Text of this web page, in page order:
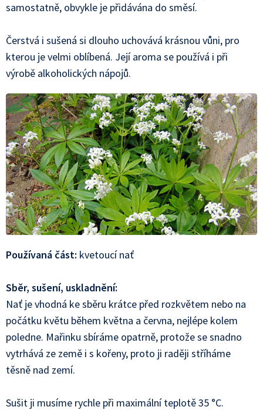
samostatně, obvykle je přidávána do směsí.
Čerstvá i sušená si dlouho uchovává krásnou vůni, pro
kterou je velmi oblíbená. Její aroma se používá i při
výrobě alkoholických nápojů.
Používaná část: kvetoucí nať
Sběr, sušení, uskladnění:
Nať je vhodná ke sběru krátce před rozkvětem nebo na
počátku květu během května a června, nejlépe kolem
poledne. Mařinku sbíráme opatrně, protože se snadno
vytrhává ze země i s kořeny, proto ji raději stříháme
těsně nad zemí.
Sušit ji musíme rychle při maximální teplotě 35 °C.